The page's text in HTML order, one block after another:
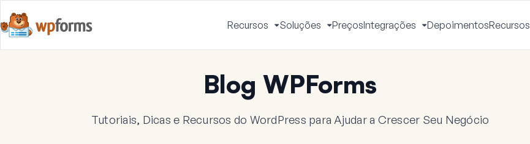
Recursos
Alternar
Menu
Soluções
Alternar
Menu
PreçosIntegrações
Alternar
Menu
DepoimentosRecursos
Blog WPForms
Tutoriais, Dicas e Recursos do WordPress para Ajudar a Crescer Seu Negócio